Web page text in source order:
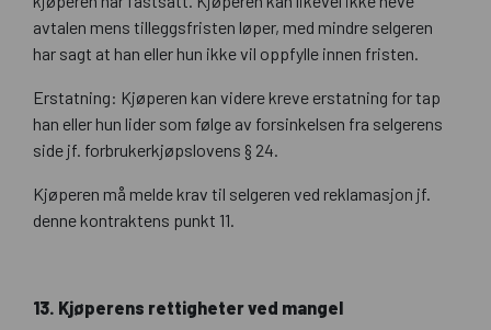
avtalen mens tilleggsfristen løper, med mindre selgeren
har sagt at han eller hun ikke vil oppfylle innen fristen.
Erstatning: Kjøperen kan videre kreve erstatning for tap
han eller hun lider som følge av forsinkelsen fra selgerens
side jf. forbrukerkjøpslovens § 24.
Kjøperen må melde krav til selgeren ved reklamasjon jf.
denne kontraktens punkt 11.
13. Kjøperens rettigheter ved mangel